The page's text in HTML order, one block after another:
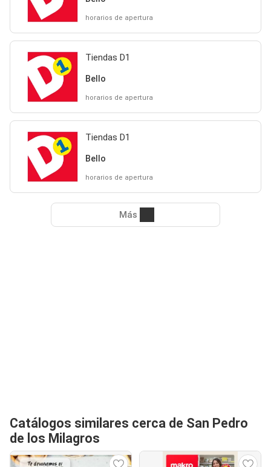
horarios de apertura
Tiendas D1
Bello
horarios de apertura
Tiendas D1
Bello
horarios de apertura
Más
Catálogos similares cerca de San Pedro
de los Milagros